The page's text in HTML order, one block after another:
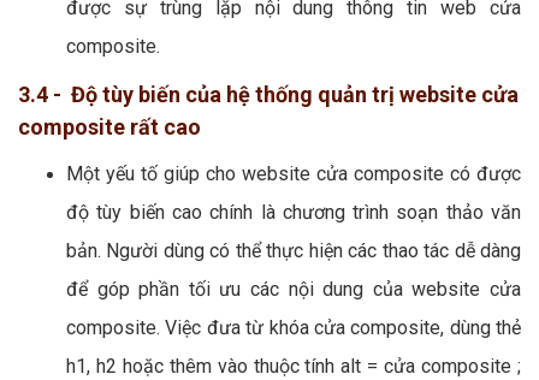
được sự trùng lặp nội dung thông tin web cửa
composite.
3.4 - Độ tùy biến của hệ thống quản trị website cửa
composite rất cao
Một yếu tố giúp cho website cửa composite có được
độ tùy biến cao chính là chương trình soạn thảo văn
bản. Người dùng có thể thực hiện các thao tác dễ dàng
để góp phần tối ưu các nội dung của website cửa
composite. Việc đưa từ khóa cửa composite, dùng thẻ
h1, h2 hoặc thêm vào thuộc tính alt = cửa composite ;